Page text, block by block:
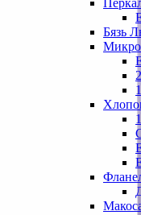
Бязь